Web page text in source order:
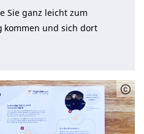
Sie ganz leicht zum
kommen und sich dort